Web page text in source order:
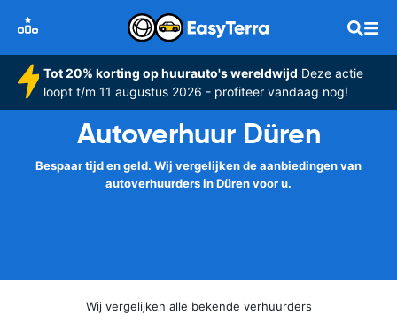
Tot 20% korting op huurauto's wereldwijd Deze actie
loopt t/m 11 augustus 2026 - profiteer vandaag nog!
Autoverhuur Düren
Bespaar tijd en geld. Wij vergelijken de aanbiedingen van
autoverhuurders in Düren voor u.
Wij vergelijken alle bekende verhuurders